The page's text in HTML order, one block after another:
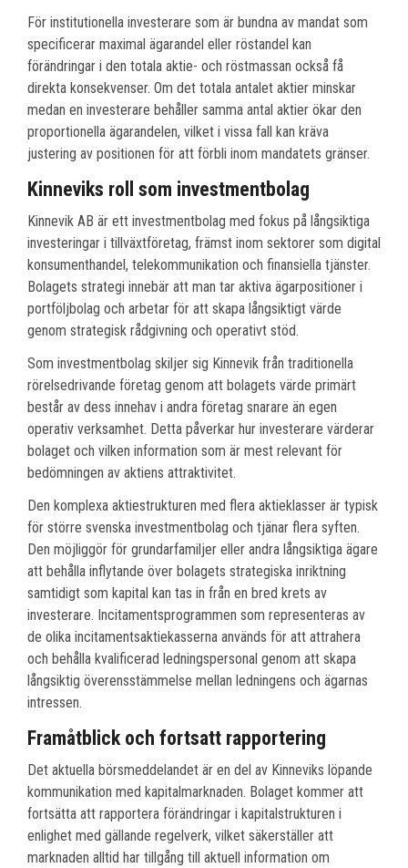
För institutionella investerare som är bundna av mandat som
specificerar maximal ägarandel eller röstandel kan
förändringar i den totala aktie- och röstmassan också få
direkta konsekvenser. Om det totala antalet aktier minskar
medan en investerare behåller samma antal aktier ökar den
proportionella ägarandelen, vilket i vissa fall kan kräva
justering av positionen för att förbli inom mandatets gränser.
Kinneviks roll som investmentbolag
Kinnevik AB är ett investmentbolag med fokus på långsiktiga
investeringar i tillväxtföretag, främst inom sektorer som digital
konsumenthandel, telekommunikation och finansiella tjänster.
Bolagets strategi innebär att man tar aktiva ägarpositioner i
portföljbolag och arbetar för att skapa långsiktigt värde
genom strategisk rådgivning och operativt stöd.
Som investmentbolag skiljer sig Kinnevik från traditionella
rörelsedrivande företag genom att bolagets värde primärt
består av dess innehav i andra företag snarare än egen
operativ verksamhet. Detta påverkar hur investerare värderar
bolaget och vilken information som är mest relevant för
bedömningen av aktiens attraktivitet.
Den komplexa aktiestrukturen med flera aktieklasser är typisk
för större svenska investmentbolag och tjänar flera syften.
Den möjliggör för grundarfamiljer eller andra långsiktiga ägare
att behålla inflytande över bolagets strategiska inriktning
samtidigt som kapital kan tas in från en bred krets av
investerare. Incitamentsprogrammen som representeras av
de olika incitamentsaktiekasserna används för att attrahera
och behålla kvalificerad ledningspersonal genom att skapa
långsiktig överensstämmelse mellan ledningens och ägarnas
intressen.
Framåtblick och fortsatt rapportering
Det aktuella börsmeddelandet är en del av Kinneviks löpande
kommunikation med kapitalmarknaden. Bolaget kommer att
fortsätta att rapportera förändringar i kapitalstrukturen i
enlighet med gällande regelverk, vilket säkerställer att
marknaden alltid har tillgång till aktuell information om